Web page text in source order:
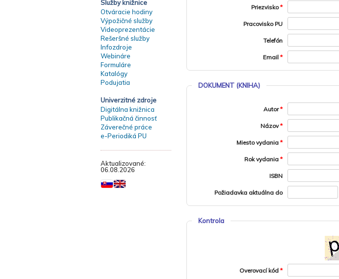
Služby knižnice
Otváracie hodiny
Výpožičné služby
Videoprezentácie
Rešeršné služby
Infozdroje
Webináre
Formuláre
Katalógy
Podujatia
Univerzitné zdroje
Digitálna knižnica
Publikačná činnosť
Záverečné práce
e-Periodiká PU
Aktualizované:
06.08.2026
Priezvisko*
Pracovisko PU
Telefón
Email*
DOKUMENT (KNIHA)
Autor*
Názov*
Miesto vydania*
Rok vydania*
ISBN
Požiadavka aktuálna do
Kontrola
Overovací kód*